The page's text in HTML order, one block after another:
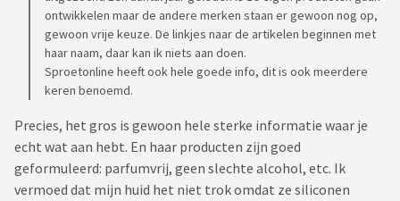
ontwikkelen maar de andere merken staan er gewoon nog op,
gewoon vrije keuze. De linkjes naar de artikelen beginnen met
haar naam, daar kan ik niets aan doen.
Sproetonline heeft ook hele goede info, dit is ook meerdere
keren benoemd.
Precies, het gros is gewoon hele sterke informatie waar je
echt wat aan hebt. En haar producten zijn goed
geformuleerd: parfumvrij, geen slechte alcohol, etc. Ik
vermoed dat mijn huid het niet trok omdat ze siliconen